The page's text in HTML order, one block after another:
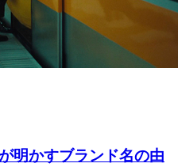
明かすブランド名の由